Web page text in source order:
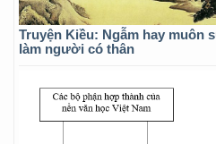
Truyện Kiều: Ngẫm hay muôn
làm người có thân